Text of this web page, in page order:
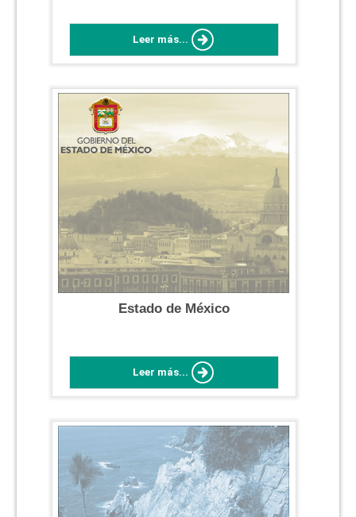
Leer más...
Estado de México
Leer más...